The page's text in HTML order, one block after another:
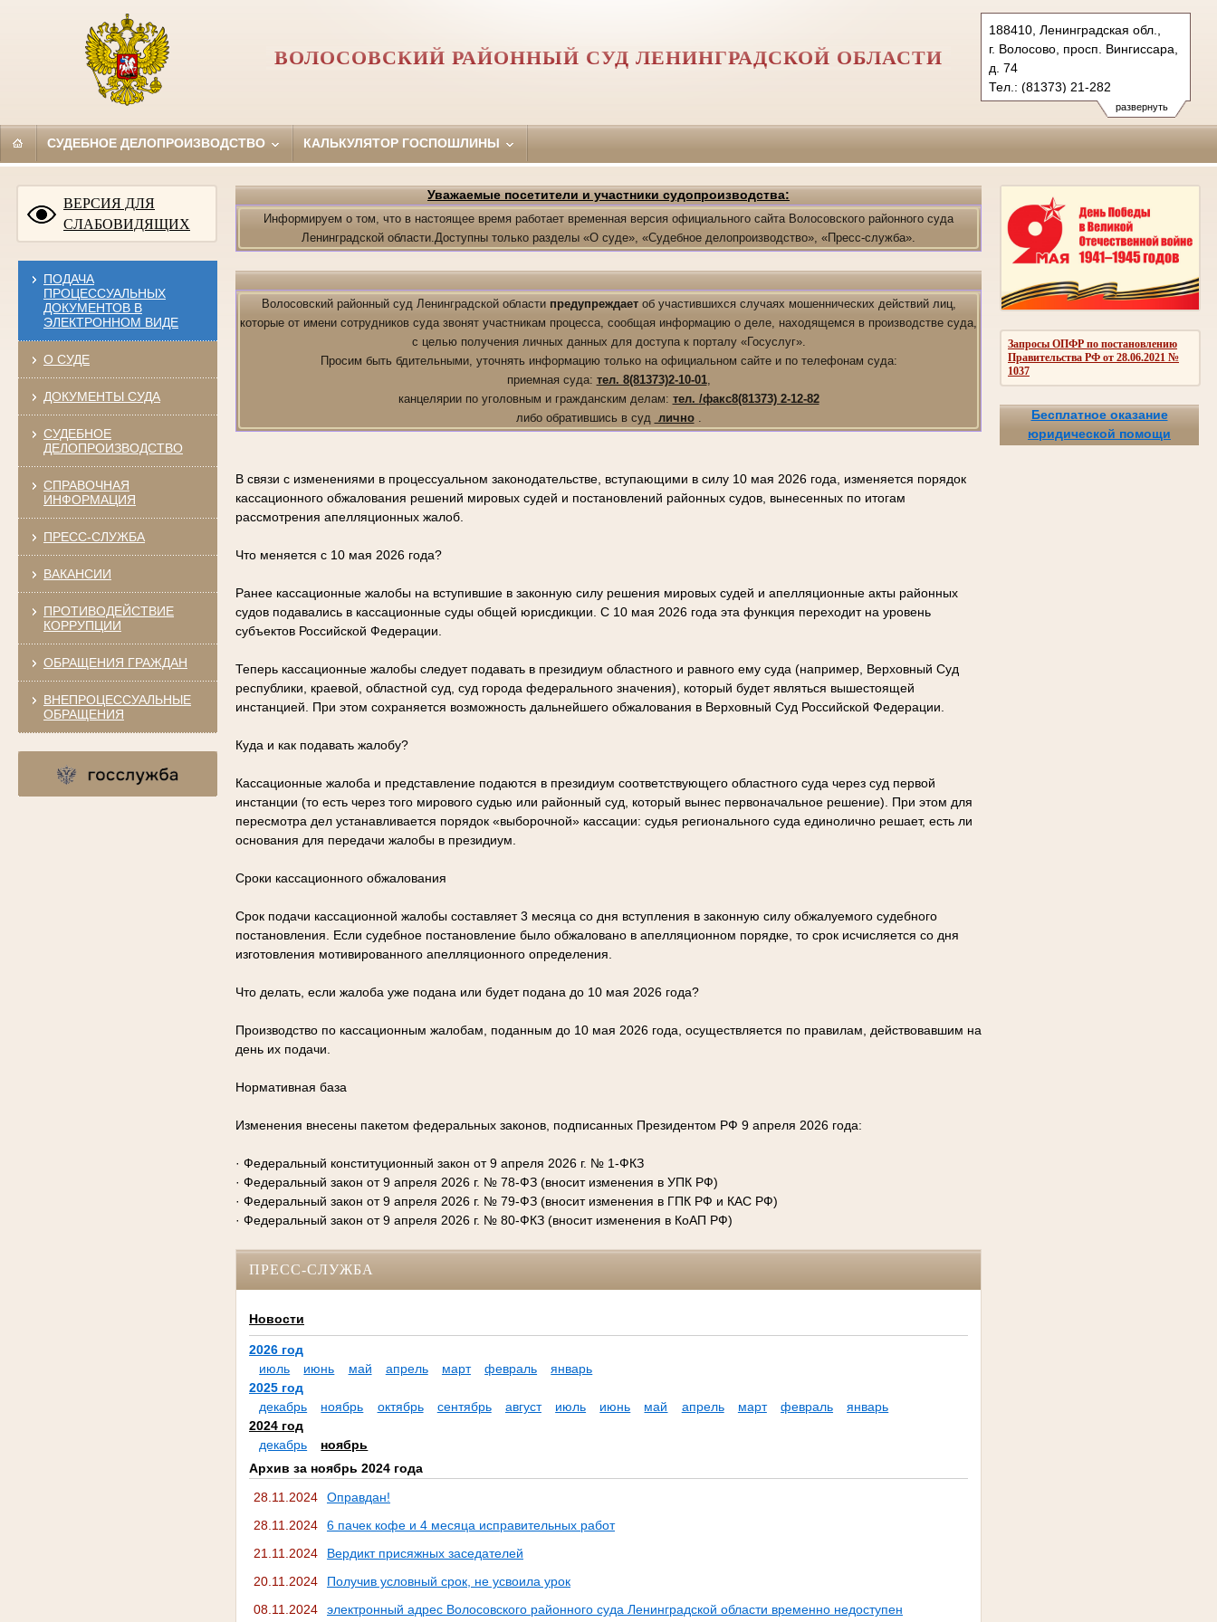
развернуть
188410, Ленинградская обл.,
г. Волосово, просп. Вингиссара,
д. 74
Тел.: (81373) 21-282
volosov.lo@sudrf.ru
ВОЛОСОВСКИЙ РАЙОННЫЙ СУД ЛЕНИНГРАДСКОЙ ОБЛАСТИ
СУДЕБНОЕ ДЕЛОПРОИЗВОДСТВО КАЛЬКУЛЯТОР ГОСПОШЛИНЫ
ВЕРСИЯ ДЛЯ
СЛАБОВИДЯЩИХ
ПОДАЧА
ПРОЦЕССУАЛЬНЫХ
ДОКУМЕНТОВ В
ЭЛЕКТРОННОМ ВИДЕ
О СУДЕ
ДОКУМЕНТЫ СУДА
СУДЕБНОЕ
ДЕЛОПРОИЗВОДСТВО
СПРАВОЧНАЯ
ИНФОРМАЦИЯ
ПРЕСС-СЛУЖБА
ВАКАНСИИ
ПРОТИВОДЕЙСТВИЕ
КОРРУПЦИИ
ОБРАЩЕНИЯ ГРАЖДАН
ВНЕПРОЦЕССУАЛЬНЫЕ
ОБРАЩЕНИЯ
Запросы ОПФР по постановлению
Правительства РФ от 28.06.2021 №
1037
Бесплатное оказание
юридической помощи
Уважаемые посетители и участники судопроизводства:
Информируем о том, что в настоящее время работает временная версия официального сайта Волосовского районного суда
Ленинградской области.Доступны только разделы «О суде», «Судебное делопроизводство», «Пресс-служба».
Волосовский районный суд Ленинградской области предупреждаетоб участившихся случаях мошеннических действий лиц,
которые от имени сотрудников суда звонят участникам процесса, сообщая информацию о деле, находящемся в производстве суда,
с целью получения личных данных для доступа к порталу «Госуслуг».
Просим быть бдительными, уточнять информацию только на официальном сайте и по телефонам суда:
приемная суда: тел. 8(81373)2-10-01,
канцелярии по уголовным и гражданским делам: тел. /факс8(81373) 2-12-82
либо обратившись в суд лично.
В связи с изменениями в процессуальном законодательстве, вступающими в силу 10 мая 2026 года, изменяется порядок
кассационного обжалования решений мировых судей и постановлений районных судов, вынесенных по итогам
рассмотрения апелляционных жалоб.
Что меняется с 10 мая 2026 года?
Ранее кассационные жалобы на вступившие в законную силу решения мировых судей и апелляционные акты районных
судов подавались в кассационные суды общей юрисдикции. С 10 мая 2026 года эта функция переходит на уровень
субъектов Российской Федерации.
Теперь кассационные жалобы следует подавать в президиум областного и равного ему суда (например, Верховный Суд
республики, краевой, областной суд, суд города федерального значения), который будет являться вышестоящей
инстанцией. При этом сохраняется возможность дальнейшего обжалования в Верховный Суд Российской Федерации.
Куда и как подавать жалобу?
Кассационные жалоба и представление подаются в президиум соответствующего областного суда через суд первой
инстанции (то есть через того мирового судью или районный суд, который вынес первоначальное решение). При этом для
пересмотра дел устанавливается порядок «выборочной» кассации: судья регионального суда единолично решает, есть ли
основания для передачи жалобы в президиум.
Сроки кассационного обжалования
Срок подачи кассационной жалобы составляет 3 месяца со дня вступления в законную силу обжалуемого судебного
постановления. Если судебное постановление было обжаловано в апелляционном порядке, то срок исчисляется со дня
изготовления мотивированного апелляционного определения.
Что делать, если жалоба уже подана или будет подана до 10 мая 2026 года?
Производство по кассационным жалобам, поданным до 10 мая 2026 года, осуществляется по правилам, действовавшим на
день их подачи.
Нормативная база
Изменения внесены пакетом федеральных законов, подписанных Президентом РФ 9 апреля 2026 года:
· Федеральный конституционный закон от 9 апреля 2026 г. № 1-ФКЗ
· Федеральный закон от 9 апреля 2026 г. № 78-ФЗ (вносит изменения в УПК РФ)
· Федеральный закон от 9 апреля 2026 г. № 79-ФЗ (вносит изменения в ГПК РФ и КАС РФ)
· Федеральный закон от 9 апреля 2026 г. № 80-ФКЗ (вносит изменения в КоАП РФ)
ПРЕСС-СЛУЖБА
Новости
2026 год
июль
июнь май апрель март февраль
январь
2025 год
декабрь
ноябрь октябрь сентябрь август июль июнь май апрель март февраль
январь
2024 год
декабрь
ноябрь
Архив за ноябрь 2024 года
28.11.2024
Оправдан!
28.11.2024
6 пачек кофе и 4 месяца исправительных работ
21.11.2024
Вердикт присяжных заседателей
20.11.2024
Получив условный срок, не усвоила урок
08.11.2024
электронный адрес Волосовского районного суда Ленинградской области временно недоступен